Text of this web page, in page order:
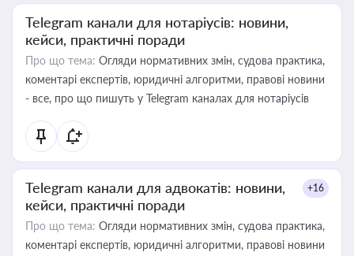
Telegram канали для нотаріусів: новини,
кейси, практичні поради
Про що тема: Огляди нормативних змін, судова практика,
коментарі експертів, юридичні алгоритми, правові новини
- все, про що пишуть у Telegram каналах для нотаріусів
Telegram канали для адвокатів: новини,
кейси, практичні поради
+16
Про що тема: Огляди нормативних змін, судова практика,
коментарі експертів, юридичні алгоритми, правові новини